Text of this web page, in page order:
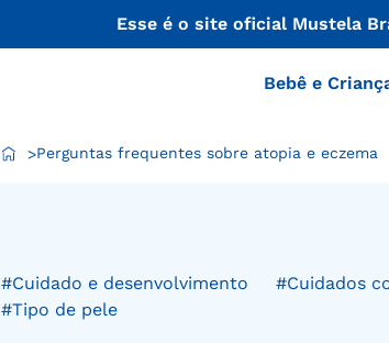
Bebê e
>Perguntas frequentes sobre atopia e eczema
#Cuidado e desenvolvimento
#Cuidados
#Tipo de pele